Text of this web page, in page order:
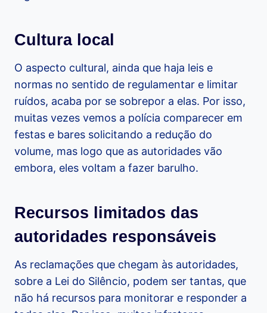
Cultura local
O aspecto cultural, ainda que haja leis e
normas no sentido de regulamentar e limitar
ruídos, acaba por se sobrepor a elas. Por isso,
muitas vezes vemos a polícia comparecer em
festas e bares solicitando a redução do
volume, mas logo que as autoridades vão
embora, eles voltam a fazer barulho.
Recursos limitados das
autoridades responsáveis
As reclamações que chegam às autoridades,
sobre a Lei do Silêncio, podem ser tantas, que
não há recursos para monitorar e responder a